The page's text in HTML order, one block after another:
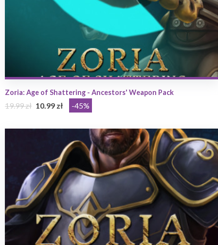
Zoria: Age of Shattering - Ancestors' Weapon Pack
19.99 zł 10.99 zł -45%